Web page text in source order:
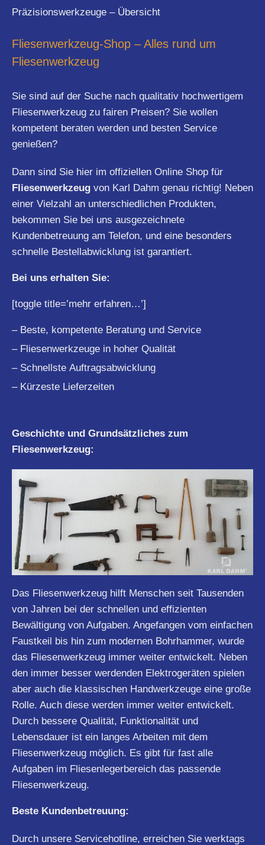
Präzisionswerkzeuge – Übersicht
Fliesenwerkzeug-Shop – Alles rund um
Fliesenwerkzeug
Sie sind auf der Suche nach qualitativ hochwertigem
Fliesenwerkzeug zu fairen Preisen? Sie wollen
kompetent beraten werden und besten Service
genießen?
Dann sind Sie hier im offiziellen Online Shop für
Fliesenwerkzeug von Karl Dahm genau richtig! Neben
einer Vielzahl an unterschiedlichen Produkten,
bekommen Sie bei uns ausgezeichnete
Kundenbetreuung am Telefon, und eine besonders
schnelle Bestellabwicklung ist garantiert.
Bei uns erhalten Sie:
[toggle title=’mehr erfahren…’]
– Beste, kompetente Beratung und Service
– Fliesenwerkzeuge in hoher Qualität
– Schnellste Auftragsabwicklung
– Kürzeste Lieferzeiten
Geschichte und Grundsätzliches zum
Fliesenwerkzeug:
Das Fliesenwerkzeug hilft Menschen seit Tausenden
von Jahren bei der schnellen und effizienten
Bewältigung von Aufgaben. Angefangen vom einfachen
Faustkeil bis hin zum modernen Bohrhammer, wurde
das Fliesenwerkzeug immer weiter entwickelt. Neben
den immer besser werdenden Elektrogeräten spielen
aber auch die klassischen Handwerkzeuge eine große
Rolle. Auch diese werden immer weiter entwickelt.
Durch bessere Qualität, Funktionalität und
Lebensdauer ist ein langes Arbeiten mit dem
Fliesenwerkzeug möglich. Es gibt für fast alle
Aufgaben im Fliesenlegerbereich das passende
Fliesenwerkzeug.
Beste Kundenbetreuung:
Durch unsere Servicehotline, erreichen Sie werktags